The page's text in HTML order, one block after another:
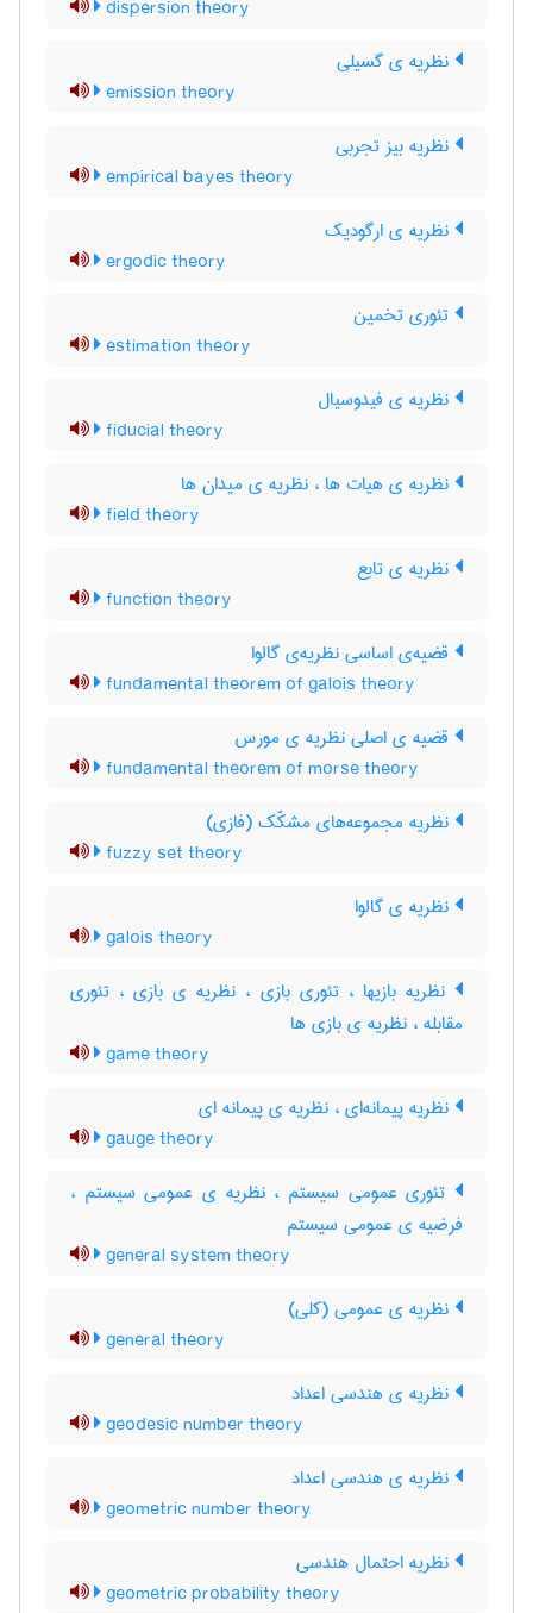
dispersion theory
نظریه ی گسیلی
emission theory
نظریه بیز تجربی
empirical bayes theory
نظریه ی ارگودیک
ergodic theory
تئوری تخمین
estimation theory
نظریه ی فیدوسیال
fiducial theory
نظریه ی هیات ها ، نظریه ی میدان ها
field theory
نظریه ی تابع
function theory
قضیه‌ی اساسی نظریه‌ی گالوا
fundamental theorem of galois theory
قضیه ی اصلی نظریه ی مورس
fundamental theorem of morse theory
نظریه مجموعه‌های مشکّک (فازی)
fuzzy set theory
نظریه ی گالوا
galois theory
نظریه بازیها ، تئوری بازی ، نظریه ی بازی ، تئوری
مقابله ، نظریه ی بازی ها
game theory
نظریه پیمانه‌ای ، نظریه ی پیمانه ای
gauge theory
تئوری عمومی سیستم ، نظریه ی عمومی سیستم ،
فرضیه ی عمومی سیستم
general system theory
نظریه ی عمومی (کلی)
general theory
نظریه ی هندسی اعداد
geodesic number theory
نظریه ی هندسی اعداد
geometric number theory
نظریه احتمال هندسی
geometric probability theory